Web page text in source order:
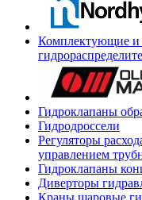
Комплектующие и
Гидроклапаны
Гидродроссели
Регуляторы
управлением
Гидроклапаны
Диверторы
Краны шаровые